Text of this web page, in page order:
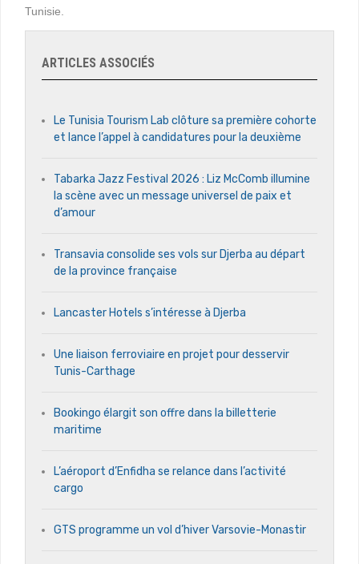
Tunisie.
ARTICLES ASSOCIÉS
Le Tunisia Tourism Lab clôture sa première cohorte
et lance l’appel à candidatures pour la deuxième
Tabarka Jazz Festival 2026 : Liz McComb illumine
la scène avec un message universel de paix et
d’amour
Transavia consolide ses vols sur Djerba au départ
de la province française
Lancaster Hotels s’intéresse à Djerba
Une liaison ferroviaire en projet pour desservir
Tunis-Carthage
Bookingo élargit son offre dans la billetterie
maritime
L’aéroport d’Enfidha se relance dans l’activité
cargo
GTS programme un vol d’hiver Varsovie-Monastir